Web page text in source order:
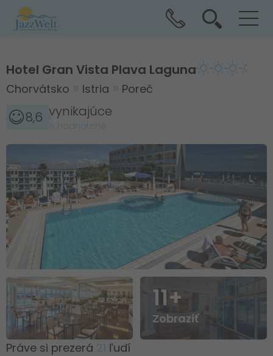
Hotel Gran Vista Plava Laguna
Chorvátsko Istria Poreč
8,6 vynikajúce
1x hodnotené
11+
Zobraziť
Práve si prezerá 21 ľudí